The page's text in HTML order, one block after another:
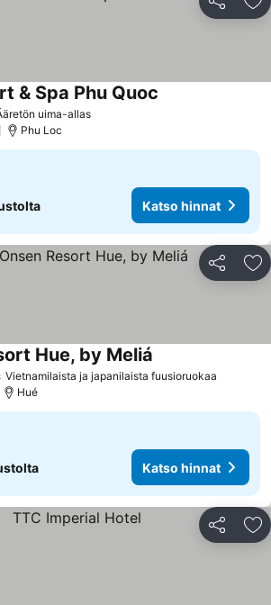
Jaa
uima-allas
& Spa Phu Quoc
Phu Loc
Katso hinnat
Jaa
Vietnamilaista ja japanilaista fuusioruokaa
Hue, by Meliá
Hué
Katso hinnat
Jaa